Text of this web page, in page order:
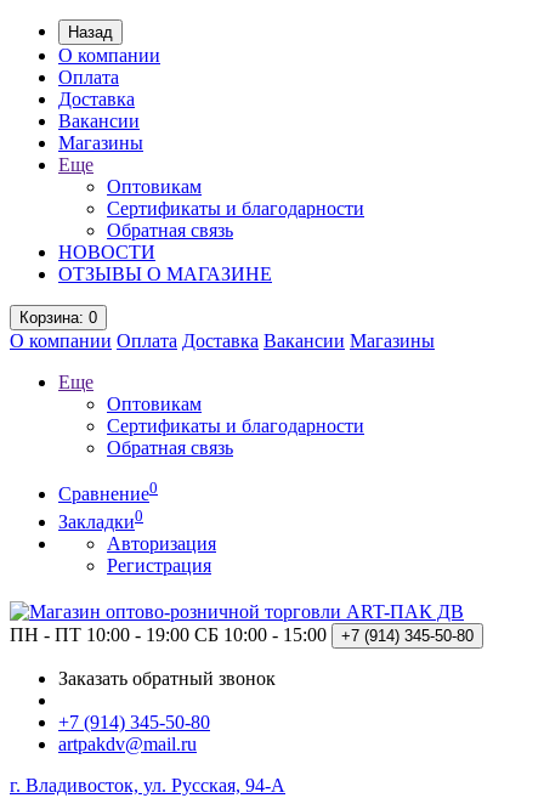
Назад
О компании
Оплата
Доставка
Вакансии
Магазины
Еще
Оптовикам
Сертификаты и благодарности
Обратная связь
НОВОСТИ
ОТЗЫВЫ О МАГАЗИНЕ
Корзина: 0
О компании Оплата Доставка Вакансии Магазины
Еще
Оптовикам
Сертификаты и благодарности
Обратная связь
Сравнение0
Закладки0
Авторизация
Регистрация
ПН - ПТ 10:00 - 19:00 СБ 10:00 - 15:00 +7 (914) 345-50-80
Заказать обратный звонок
+7 (914) 345-50-80
artpakdv@mail.ru
г. Владивосток, ул. Русская, 94-А